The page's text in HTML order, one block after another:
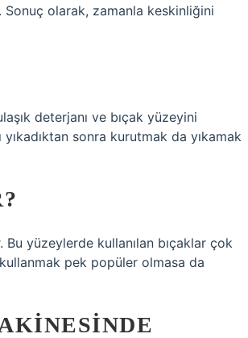
Sonuç olarak, zamanla keskinliğini
deterjanı ve bıçak yüzeyini
sonra kurutmak da yıkamak
Bu yüzeylerde kullanılan bıçaklar çok
pek popüler olmasa da